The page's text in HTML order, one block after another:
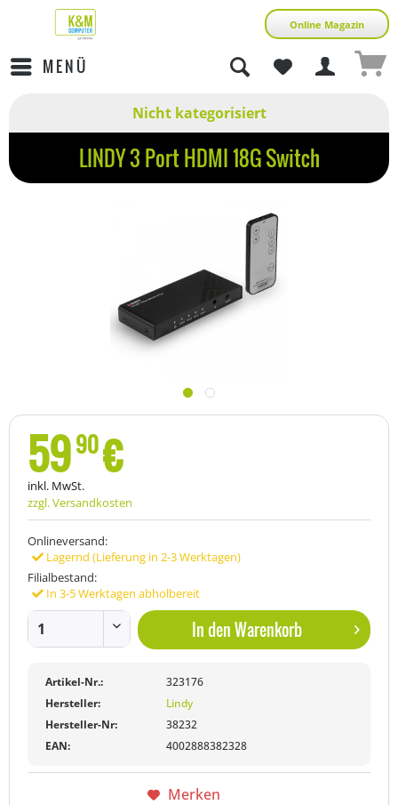
Online Magazin
MENÜ
Nicht kategorisiert
LINDY 3 Port HDMI 18G Switch
5990€
inkl. MwSt.
zzgl. Versandkosten
Onlineversand:
Lagernd (Lieferung in 2-3 Werktagen)
Filialbestand:
In 3-5 Werktagen abholbereit
In denWarenkorb
Artikel-Nr.:
323176
Hersteller:
Lindy
Hersteller-Nr:
38232
EAN:
4002888382328
Merken